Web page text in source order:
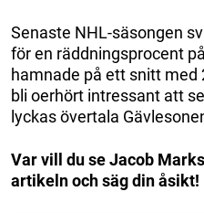
Senaste NHL-säsongen
för en räddningsprocent
hamnade på ett snitt med
bli oerhört intressant att
lyckas övertala
Var vill du se Jacob
artikeln och säg din åsikt!